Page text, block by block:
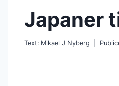
Japaner
Text: Mikael J Nyberg